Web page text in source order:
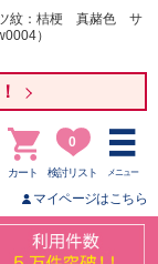
紋：桔梗 真赭色 サ
）
カート
0
検討リスト メニュー
マイページはこちら